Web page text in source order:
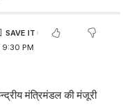
9:30 PM